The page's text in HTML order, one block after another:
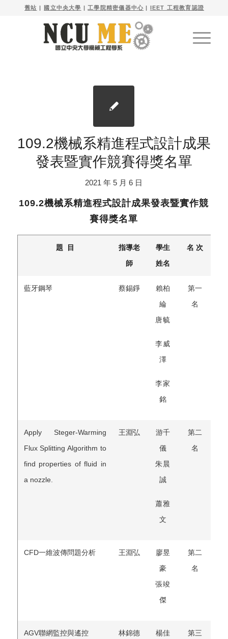
舊站 | 國立中央大學 | 工學院精密儀器中心 | IEET 工程教育認證
109.2機械系精進程式設計成果
發表暨實作競賽得獎名單
2021 年 5 月 6 日
109.2機械系精進程式設計成果發表暨實作競
賽得獎名單
題 目
指導老
師
學生
姓名
名 次
藍牙鋼琴 蔡錫錚
賴柏
綸
唐毓
李威
澤
李家
銘
第一
名
Apply Steger-Warming
Flux Splitting Algorithm to
find properties of fluid in
a nozzle.
王淵弘
游千
儀
朱晨
誠
蕭雅
文
第二
名
CFD一維波傳問題分析 王淵弘
廖昱
豪
張竣
傑
第二
名
AGV聯網監控與遙控 林錦德
楊佳
第三